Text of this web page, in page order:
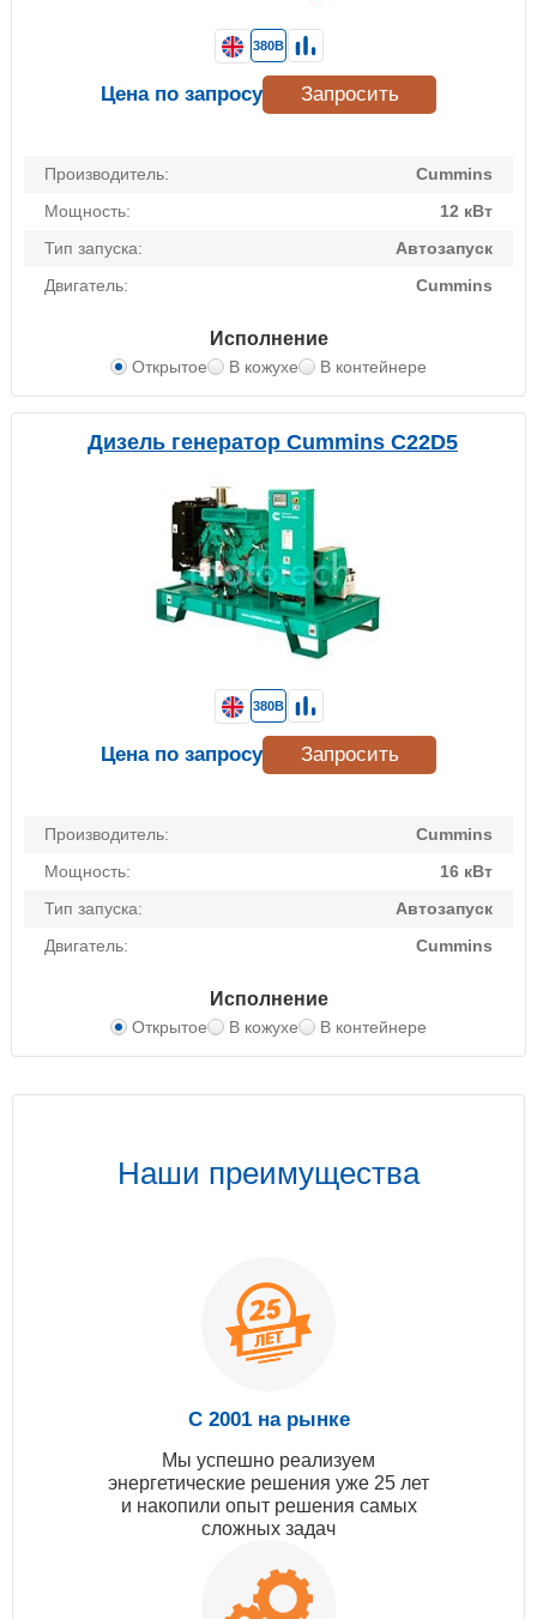
Производитель:
Cummins
Мощность:
12 кВт
Тип запуска:
Автозапуск
Двигатель:
Cummins
Исполнение
Открытое В кожухе В контейнере
380В
Цена по запросу Запросить
Дизель генератор Cummins C22D5
Производитель:
Cummins
Мощность:
16 кВт
Тип запуска:
Автозапуск
Двигатель:
Cummins
Исполнение
Открытое В кожухе В контейнере
380В
Цена по запросу Запросить
Наши преимущества
С 2001 на рынке
Мы успешно реализуем
энергетические решения уже 25 лет
и накопили опыт решения самых
сложных задач